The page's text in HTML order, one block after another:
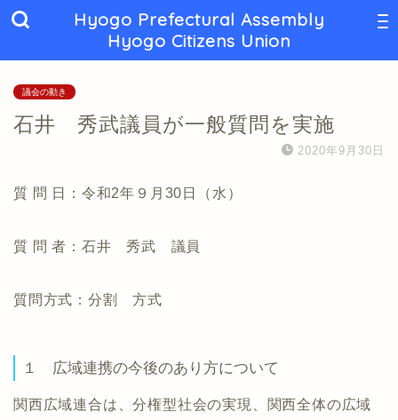
Hyogo Prefectural Assembly
Hyogo Citizens Union
議会の動き
石井 秀武議員が一般質問を実施
2020年9月30日
質 問 日：令和2年９月30日（水）
質 問 者：石井 秀武 議員
質問方式：分割 方式
１ 広域連携の今後のあり方について
関西広域連合は、分権型社会の実現、関西全体の広域